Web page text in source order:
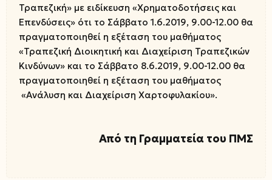
Τραπεζική» με ειδίκευση «Χρηματοδοτήσεις και
Επενδύσεις» ότι το Σάββατο 1.6.2019, 9.00-12.00 θα
πραγματοποιηθεί η εξέταση του μαθήματος
«Τραπεζική Διοικητική και Διαχείριση Τραπεζικών
Κινδύνων» και το Σάββατο 8.6.2019, 9.00-12.00 θα
πραγματοποιηθεί η εξέταση του μαθήματος
«Ανάλυση και Διαχείριση Χαρτοφυλακίου».
Από τη Γραμματεία του ΠΜΣ